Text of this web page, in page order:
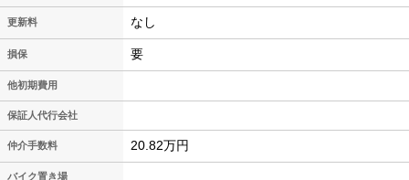
更新料 なし
損保 要
他初期費用
保証人代行会社
仲介手数料 20.82万円
バイク置き場